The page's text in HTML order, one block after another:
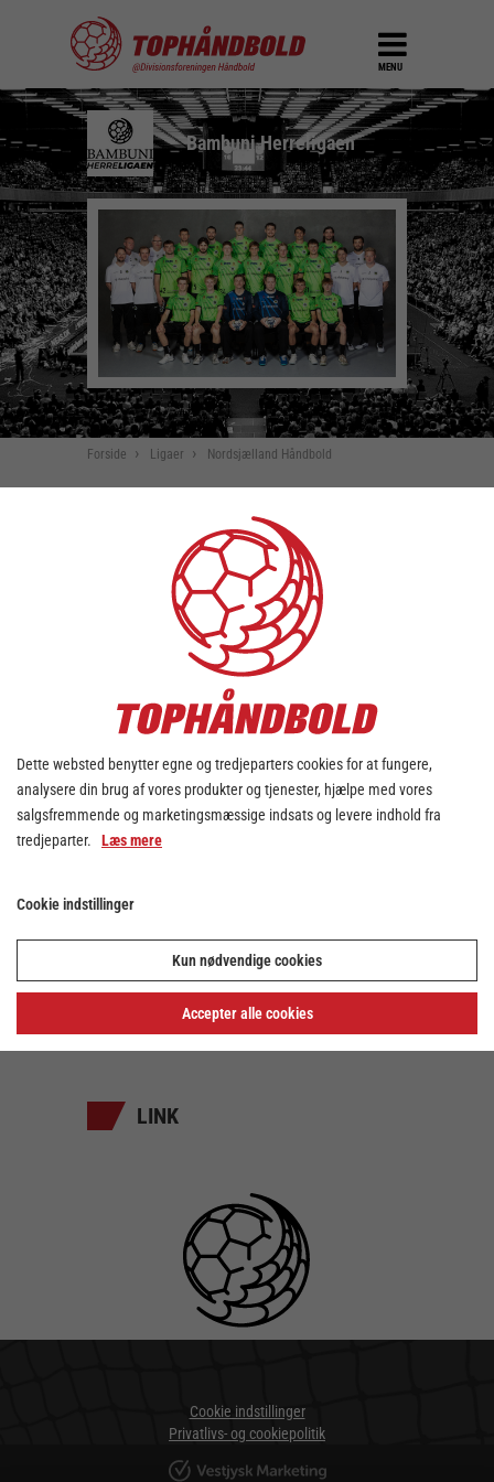
MENU
Bambuni Herreligaen
Forside Ligaer Nordsjælland Håndbold
HJEMMEBANE
Helsinge-hallen
Tilskuerkapacitet: 1.500 pladser
Tilskuerkapacitet: 2.400 pladser
Hillerød-hallen
Milnersvej 39
LINK
Cookie indstillinger
Privatlivs- og cookiepolitik
Dette websted benytter egne og tredjeparters cookies for at fungere,
analysere din brug af vores produkter og tjenester, hjælpe med vores
salgsfremmende og marketingsmæssige indsats og levere indhold fra
tredjeparter. Læs mere
Cookie indstillinger
Kun nødvendige cookies
Accepter alle cookies